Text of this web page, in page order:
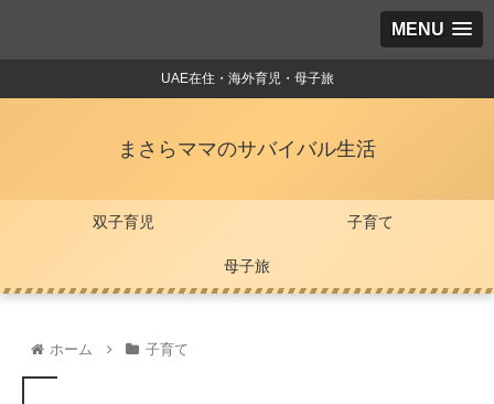
MENU
UAE在住・海外育児・母子旅
まさらママのサバイバル生活
双子育児 子育て
母子旅
ホーム 子育て